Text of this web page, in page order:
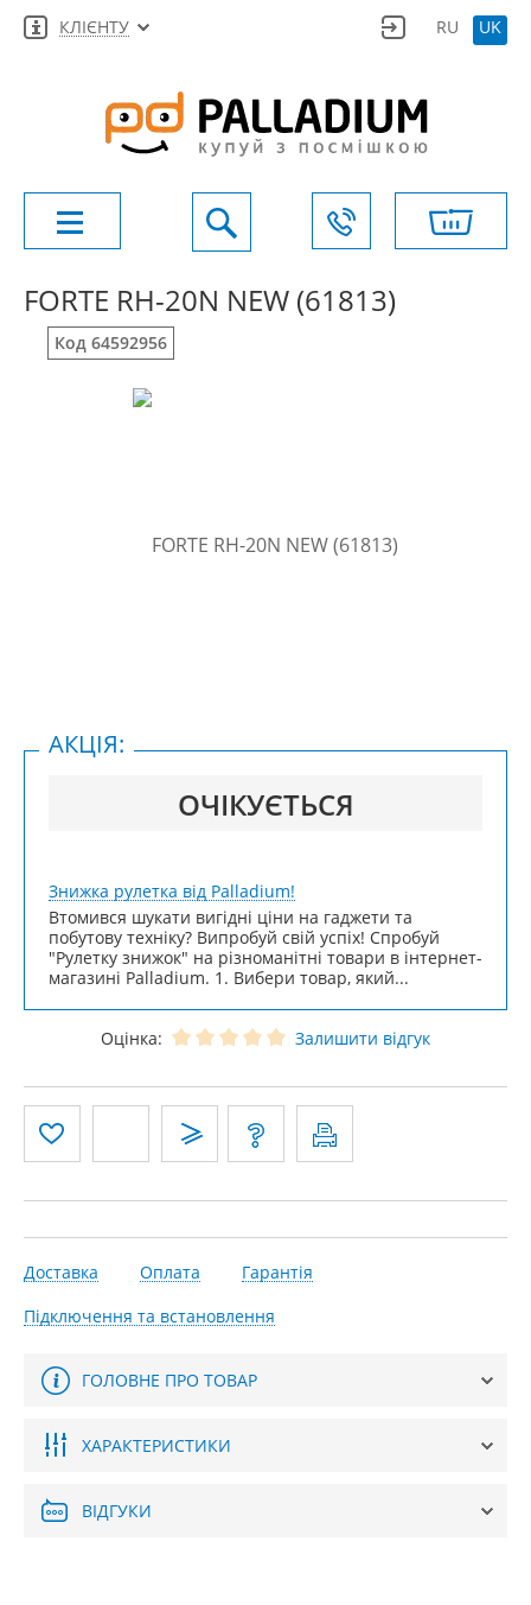
КЛІЄНТУ RU UK
FORTE RH-20N NEW (61813)
Код 64592956
ОЧІКУЄТЬСЯ
АКЦІЯ:
Знижка рулетка від Palladium!
Втомився шукати вигідні ціни на гаджети та
побутову техніку? Випробуй свій успіх! Спробуй
"Рулетку знижок" на різноманітні товари в інтернет-
магазині Palladium. 1. Вибери товар, який...
Оцінка: Залишити відгук
Доставка Оплата
Гарантія
Підключення та встановлення
ГОЛОВНЕ ПРО ТОВАР
ХАРАКТЕРИСТИКИ
ВІДГУКИ